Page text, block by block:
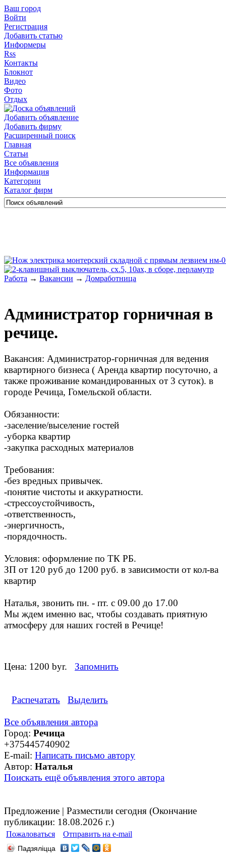
Ваш город
Войти
Регистрация
Добавить статью
Информеры
Rss
Контакты
Блокнот
Видео
Фото
Отдых
Добавить объявление
Добавить фирму
Расширенный поиск
Главная
Статьи
Все объявления
Информация
Категории
Каталог фирм
Работа → Вакансии → Домработница
Администратор горничная в
речице.
Вакансия: Администратор-горничная для ведения
квартирного бизнеса ( Аренда квартир посуточно, а
также проживание командированных от 3 суток). в
городе Речица, Гомельской области.
Обязанности:
-заселение/выселение гостей
-уборка квартир
-закупка расходных материалов
Требования:
-без вредных привычек.
-понятие чистоты и аккуратности.
-стрессоустойчивость,
-ответственность,
-энергичность,
-порядочность.
Условия: оформление по ТК РБ.
ЗП от 120 руб до 1200 руб. в зависимости от кол-ва
квартир
Наталья, звонить пн. - пт. с 09.00 до 17.00
Мы ждем именно вас, чтобы создавать приятную
атмосферу для наших гостей в Речице!
Цена: 1200 byr. Запомнить
Распечатать Выделить
Все объявления автора
Город: Речица
+375445740902
E-mail: Написать письмо автору
Автор: Наталья
Поискать ещё объявления этого автора
Предложение | Разместили сегодня (Окончание
публикации: 18.08.2026 г.)
Пожаловаться Отправить на e-mail
Падзяліцца